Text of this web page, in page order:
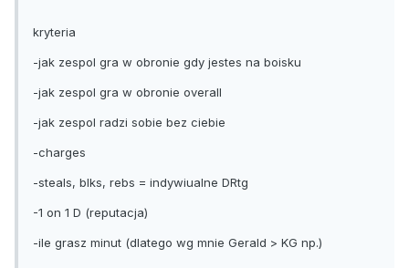
kryteria
-jak zespol gra w obronie gdy jestes na boisku
-jak zespol gra w obronie overall
-jak zespol radzi sobie bez ciebie
-charges
-steals, blks, rebs = indywiualne DRtg
-1 on 1 D (reputacja)
-ile grasz minut (dlatego wg mnie Gerald > KG np.)